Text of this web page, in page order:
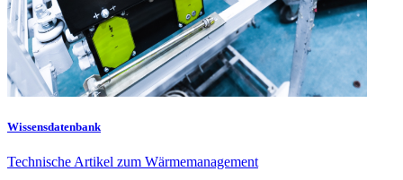
Wissensdatenbank
Technische Artikel zum Wärmemanagement